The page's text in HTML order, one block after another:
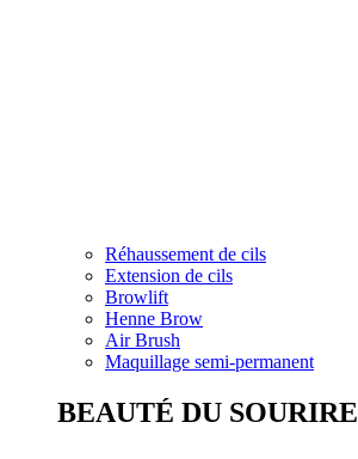
Réhaussement de cils
Extension de cils
Browlift
Henne Brow
Air Brush
Maquillage semi-permanent
BEAUTÉ DU SOURIRE